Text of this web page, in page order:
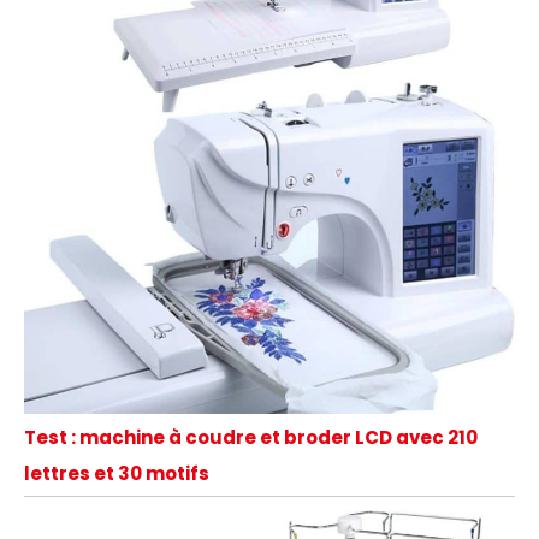
Test : machine à coudre et broder LCD avec 210
lettres et 30 motifs